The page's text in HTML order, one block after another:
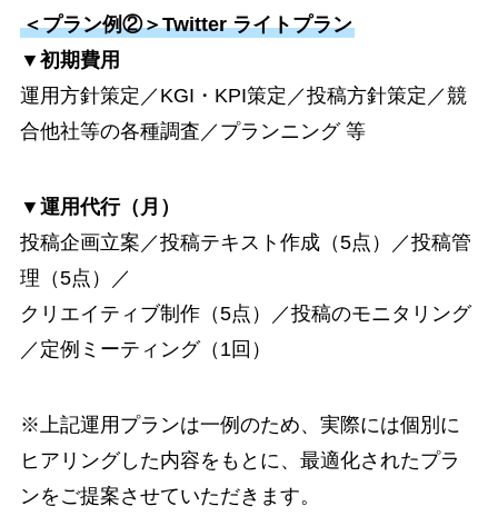
＜プラン例②＞Twitter ライトプラン
▼初期費用
運用方針策定／KGI・KPI策定／投稿方針策定／競
合他社等の各種調査／プランニング 等
▼運用代行（月）
投稿企画立案／投稿テキスト作成（5点）／投稿管
理（5点）／
クリエイティブ制作（5点）／投稿のモニタリング
／定例ミーティング（1回）
※上記運用プランは一例のため、実際には個別に
ヒアリングした内容をもとに、最適化されたプラ
ンをご提案させていただきます。